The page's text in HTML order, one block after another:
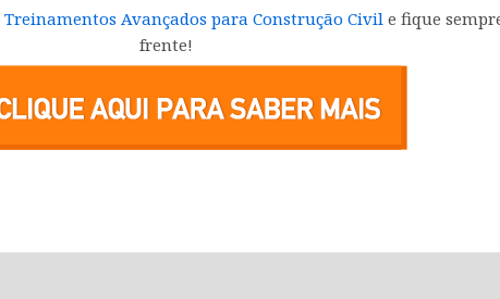
Treinamentos Avançados para Construção Civil e fique
frente!